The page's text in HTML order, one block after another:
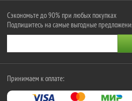
Сэкономьте до 90% при любых покупках
Подпишитесь на самые выгодные
Принимаем к оплате: